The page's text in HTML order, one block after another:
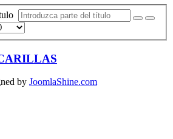
by JoomlaShine.com